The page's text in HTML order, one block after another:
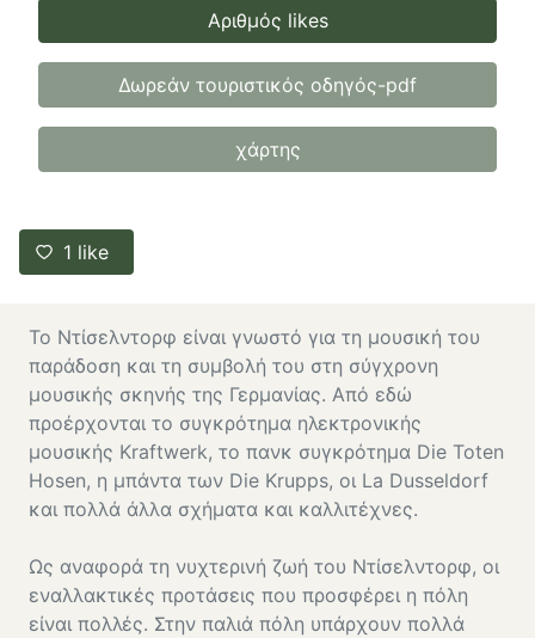
Αριθμός likes
Δωρεάν τουριστικός οδηγός-pdf
χάρτης
1 like
Το Ντίσελντορφ είναι γνωστό για τη μουσική του
παράδοση και τη συμβολή του στη σύγχρονη
μουσικής σκηνής της Γερμανίας. Από εδώ
προέρχονται το συγκρότημα ηλεκτρονικής
μουσικής Kraftwerk, το πανκ συγκρότημα Die Toten
Hosen, η μπάντα των Die Krupps, οι La Dusseldorf
και πολλά άλλα σχήματα και καλλιτέχνες.
Ως αναφορά τη νυχτερινή ζωή του Ντίσελντορφ, οι
εναλλακτικές προτάσεις που προσφέρει η πόλη
είναι πολλές. Στην παλιά πόλη υπάρχουν πολλά